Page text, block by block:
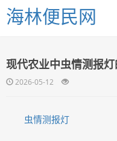
海林便民网
现代农业中虫情测报
2026-05-12
虫情测报灯